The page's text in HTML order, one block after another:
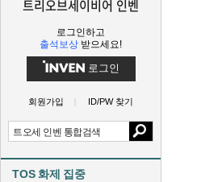
트리오브세이비어 인벤
로그인하고
출석보상 받으세요!
로그인
회원가입 ID/PW 찾기
TOS 화제 집중